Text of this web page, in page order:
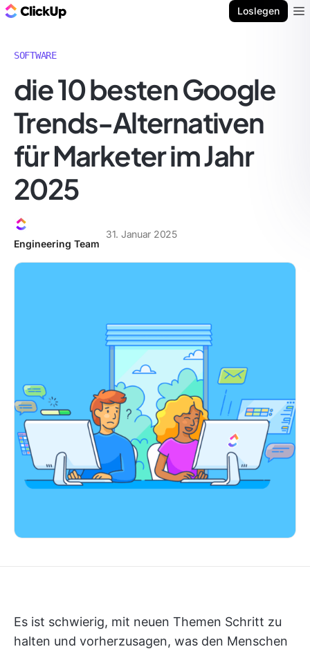
Loslegen
SOFTWARE
die 10 besten Google
Trends-Alternativen
für Marketer im Jahr
2025
Engineering Team
31. Januar 2025
Es ist schwierig, mit neuen Themen Schritt zu
halten und vorherzusagen, was den Menschen